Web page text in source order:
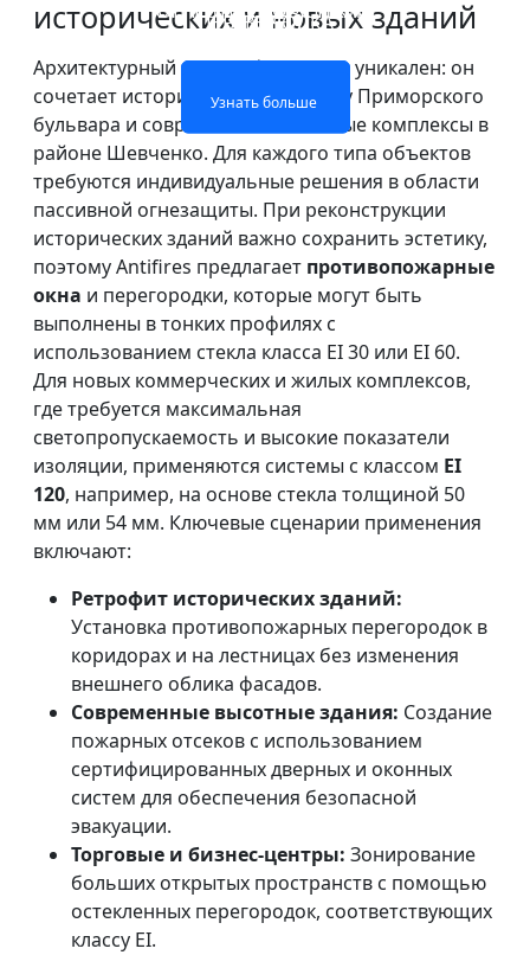
ОГНЕОПАСНОЕ СТЕКЛО
Узнать больше
ОГНЕЖЕСТКОЕ СТЕКЛО
Узнать больше
ДВЕРЕЙ
Узнать больше
ПЕРЕГОРОДКА
Узнать больше
исторических и новых зданий
Архитектурный ландшафт Одессы уникален: он
сочетает историческую застройку Приморского
бульвара и современные высотные комплексы в
районе Шевченко. Для каждого типа объектов
требуются индивидуальные решения в области
пассивной огнезащиты. При реконструкции
исторических зданий важно сохранить эстетику,
поэтому Antifires предлагает противопожарные
окна и перегородки, которые могут быть
выполнены в тонких профилях с
использованием стекла класса EI 30 или EI 60.
Для новых коммерческих и жилых комплексов,
где требуется максимальная
светопропускаемость и высокие показатели
изоляции, применяются системы с классом EI
120, например, на основе стекла толщиной 50
мм или 54 мм. Ключевые сценарии применения
включают:
Ретрофит исторических зданий:
Установка противопожарных перегородок в
коридорах и на лестницах без изменения
внешнего облика фасадов.
Современные высотные здания: Создание
пожарных отсеков с использованием
сертифицированных дверных и оконных
систем для обеспечения безопасной
эвакуации.
Торговые и бизнес-центры: Зонирование
больших открытых пространств с помощью
остекленных перегородок, соответствующих
классу EI.